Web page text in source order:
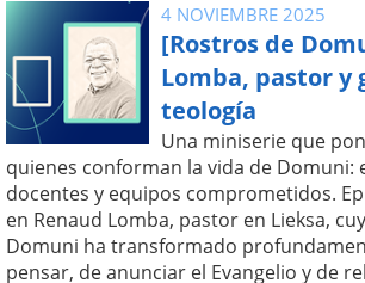
4 NOVIEMBRE 2025
[Rostros de
Lomba, pastor y
teología
Una miniserie que
quienes conforman la vida de Domuni:
docentes y equipos comprometidos.
en Renaud Lomba, pastor en Lieksa,
Domuni ha transformado
pensar, de anunciar el Evangelio y de